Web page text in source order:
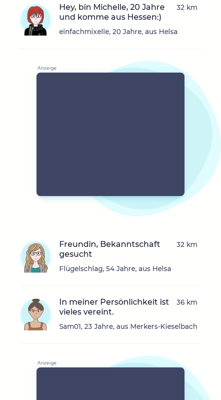
Hey, bin Michelle, 20 Jahre
und komme aus Hessen:)
einfachmixelle, 20 Jahre, aus Helsa
32 km
Freundin, Bekanntschaft
gesucht
Flügelschlag, 54 Jahre, aus Helsa
32 km
In meiner Persönlichkeit ist
vieles vereint.
Sam01, 23 Jahre, aus Merkers-Kieselbach
36 km